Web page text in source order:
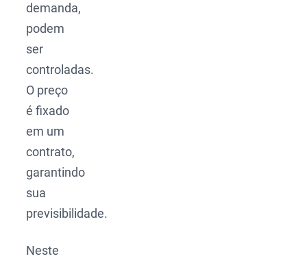
demanda,
podem
ser
controladas.
O preço
é fixado
em um
contrato,
garantindo
sua
previsibilidade.
Neste